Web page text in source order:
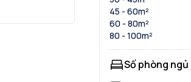
45 - 60m²
60 - 80m²
80 - 100m²
Số phòng ngủ